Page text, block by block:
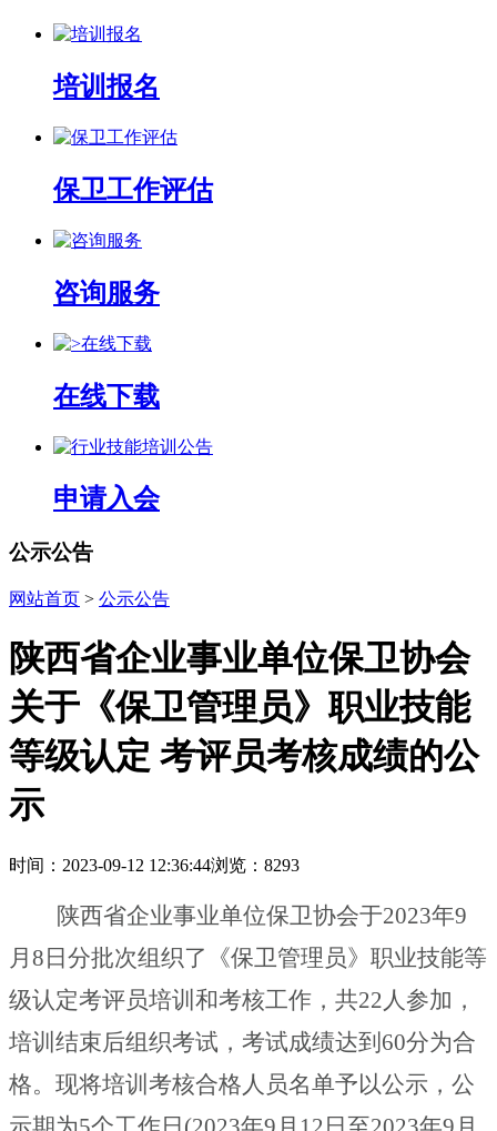
培训报名
保卫工作评估
咨询服务
在线下载
申请入会
公示公告
网站首页 > 公示公告
陕西省企业事业单位保卫协会
关于《保卫管理员》职业技能
等级认定 考评员考核成绩的公
示
时间：2023-09-12 12:36:44浏览：8293
陕西省企业事业单位保卫协会于2023年9
月 8日分批次组织了《保卫管理员》职业技能等
级认定考评员培训和考核工作，共22人参加，
培训结束后组织考试，考试成绩达到 60分为合
格。现将培训考核合格人员名单予以公示，公